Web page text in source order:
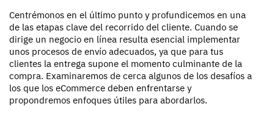
Centrémonos en el último punto y profundicemos en una
de las etapas clave del recorrido del cliente. Cuando se
dirige un negocio en línea resulta esencial implementar
unos procesos de envío adecuados, ya que para tus
clientes la entrega supone el momento culminante de la
compra. Examinaremos de cerca algunos de los desafíos a
los que los eCommerce deben enfrentarse y
propondremos enfoques útiles para abordarlos.